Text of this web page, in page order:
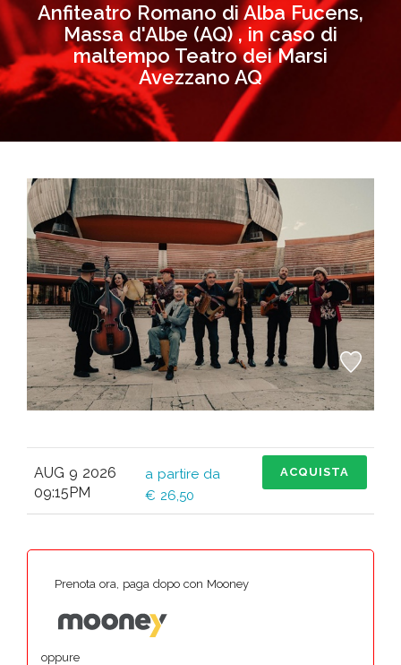
Anfiteatro Romano di Alba Fucens,
Massa d'Albe (AQ) , in caso di
maltempo Teatro dei Marsi
Avezzano AQ
AUG 9 2026
09:15PM
a partire da
€ 26,50
ACQUISTA
Prenota ora, paga dopo con Mooney
oppure